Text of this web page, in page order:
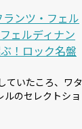
ンツ・フェル
ェルディナン
！ロック名盤
ていたころ、ワタ
ルのセレクトショ